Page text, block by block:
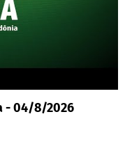
- 04/8/2026